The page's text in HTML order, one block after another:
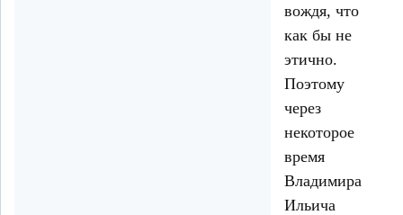
вождя, что
как бы не
этично.
Поэтому
через
некоторое
время
Владимира
Ильича